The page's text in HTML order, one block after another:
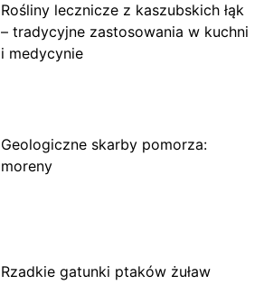
Rośliny lecznicze z kaszubskich łąk
– tradycyjne zastosowania w kuchni
i medycynie
Geologiczne skarby pomorza:
moreny
Rzadkie gatunki ptaków żuław